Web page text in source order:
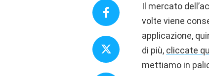
Il mercato
volte viene
applicazione,
di più, cliccate
mettiamo in